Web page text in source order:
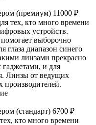
(премиум) 11000 ₽
тех, кто много времени
устройств.
выборочно
глаза диапазон синего
линзами прекрасно
гаджетами, и для
Линзы от ведущих
производителей.
(стандарт) 6700 ₽
кто много времени